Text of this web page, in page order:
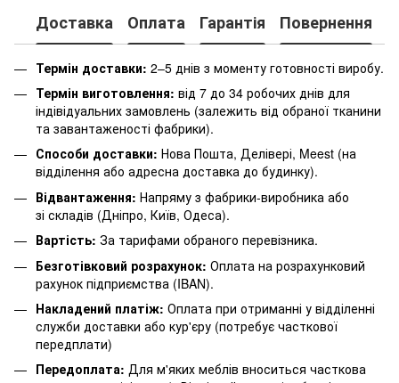
Доставка Оплата Гарантія Повернення
Термін доставки: 2–5 днів з моменту готовності виробу.
Термін виготовлення: від 7 до 34 робочих днів для
індівідуальних замовлень (залежить від обраної тканини
та завантаженості фабрики).
Способи доставки: Нова Пошта, Делівері, Meest (на
відділення або адресна доставка до будинку).
Відвантаження: Напряму з фабрики-виробника або
зі складів (Дніпро, Київ, Одеса).
Вартість: За тарифами обраного перевізника.
Безготівковий розрахунок: Оплата на розрахунковий
рахунок підприємства (IBAN).
Накладений платіж: Оплата при отриманні у відділенні
служби доставки або кур'єру (потребує часткової
передплати)
Передоплата: Для м'яких меблів вноситься часткова